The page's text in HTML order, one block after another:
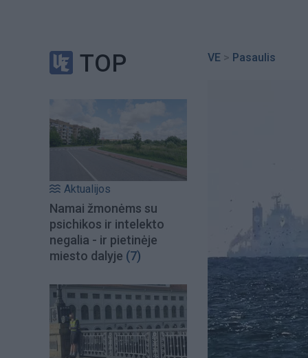
TOP
Aktualijos
Namai žmonėms su
psichikos ir intelekto
negalia - ir pietinėje
miesto dalyje (7)
VE > Pasaulis